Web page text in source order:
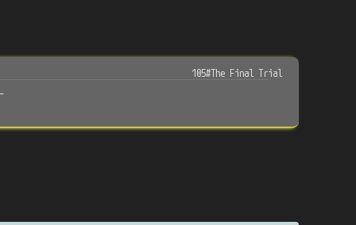
105#The Final Trial